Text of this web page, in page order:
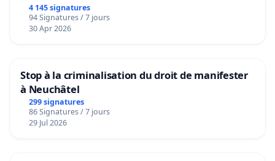
4 145 signatures
94 Signatures / 7 jours
30 Apr 2026
Stop à la criminalisation du droit de manifester
à Neuchâtel
299 signatures
86 Signatures / 7 jours
29 Jul 2026